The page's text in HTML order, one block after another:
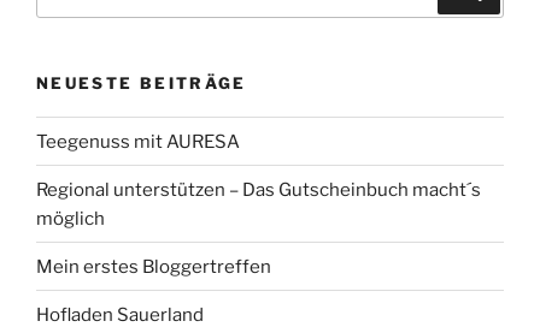
NEUESTE BEITRÄGE
Teegenuss mit AURESA
Regional unterstützen – Das Gutscheinbuch macht´s
möglich
Mein erstes Bloggertreffen
Hofladen Sauerland